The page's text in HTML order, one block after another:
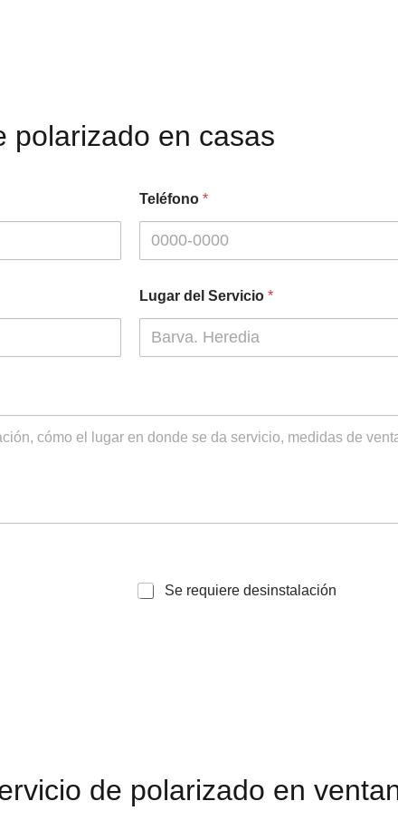
polarizado en casas
Teléfono *
Lugar del Servicio *
Se requiere desinstalación
de polarizado en